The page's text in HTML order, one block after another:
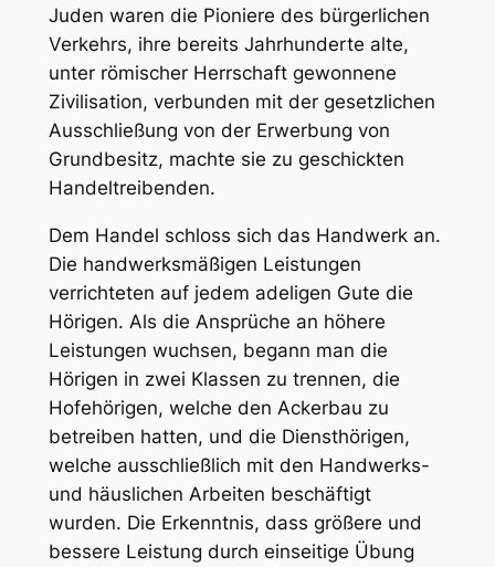
Juden waren die Pioniere des bürgerlichen
Verkehrs, ihre bereits Jahrhunderte alte,
unter römischer Herrschaft gewonnene
Zivilisation, verbunden mit der gesetzlichen
Ausschließung von der Erwerbung von
Grundbesitz, machte sie zu geschickten
Handeltreibenden.
Dem Handel schloss sich das Handwerk an.
Die handwerksmäßigen Leistungen
verrichteten auf jedem adeligen Gute die
Hörigen. Als die Ansprüche an höhere
Leistungen wuchsen, begann man die
Hörigen in zwei Klassen zu trennen, die
Hofehörigen, welche den Ackerbau zu
betreiben hatten, und die Diensthörigen,
welche ausschließlich mit den Handwerks-
und häuslichen Arbeiten beschäftigt
wurden. Die Erkenntnis, dass größere und
bessere Leistung durch einseitige Übung